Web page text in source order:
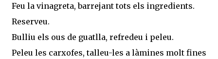
Feu la vinagreta, barrejant tots els ingredients.
Reserveu.
Bulliu els ous de guatlla, refredeu i peleu.
Peleu les carxofes, talleu-les a làmines molt fines